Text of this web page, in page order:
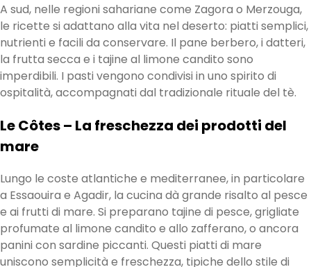
A sud, nelle regioni sahariane come Zagora o Merzouga,
le ricette si adattano alla vita nel deserto: piatti semplici,
nutrienti e facili da conservare. Il pane berbero, i datteri,
la frutta secca e i tajine al limone candito sono
imperdibili. I pasti vengono condivisi in uno spirito di
ospitalità, accompagnati dal tradizionale rituale del tè.
Le Côtes – La freschezza dei prodotti del
mare
Lungo le coste atlantiche e mediterranee, in particolare
a Essaouira e Agadir, la cucina dà grande risalto al pesce
e ai frutti di mare. Si preparano tajine di pesce, grigliate
profumate al limone candito e allo zafferano, o ancora
panini con sardine piccanti. Questi piatti di mare
uniscono semplicità e freschezza, tipiche dello stile di